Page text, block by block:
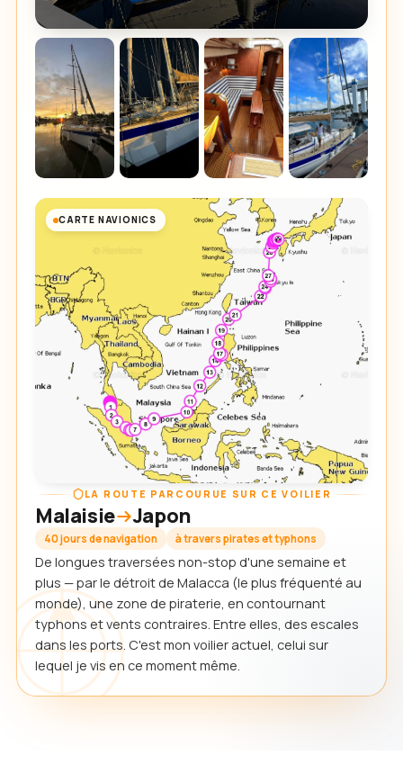
CARTE NAVIONICS
LA ROUTE PARCOURUE SUR CE VOILIER
Malaisie Japon
40 jours de navigation à travers pirates et typhons
De longues traversées non-stop d'une semaine et
plus — par le détroit de Malacca (le plus fréquenté au
monde), une zone de piraterie, en contournant
typhons et vents contraires. Entre elles, des escales
dans les ports. C'est mon voilier actuel, celui sur
lequel je vis en ce moment même.